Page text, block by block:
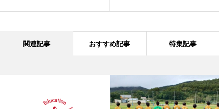
関連記事 おすすめ記事 特集記事